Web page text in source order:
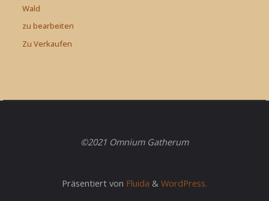
Wald
zu bearbeiten
Zu Verkaufen
©2021 Omnium Gatherum
Präsentiert von Fluida & WordPress.